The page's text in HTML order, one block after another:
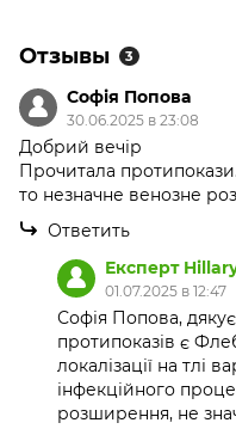
Отзывы 3
Софія Попова
30.06.2025 в 23:08
Добрий вечір
Прочитала
то незначне венозне
Ответить
Експерт
01.07.2025 в 12:47
Софія Попова,
протипоказів є
локалізації на тлі
інфекційного
розширення, не